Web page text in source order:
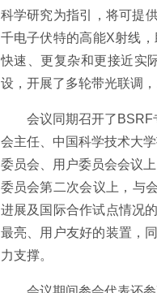
科学研究为指引，将可提
千电子伏特的高能X射线
快速、更复杂和更接近实
设，开展了多轮带光联调
会议同期召开了
会主任、中国科学技术大
委员会、用户委员会会议
委员会第二次会议上，与
进展及国际合作试点情况
最亮、用户友好的装置，
力支撑。